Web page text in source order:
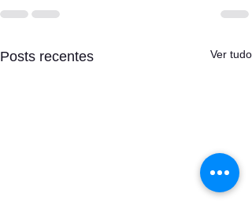
Posts recentes Ver tudo